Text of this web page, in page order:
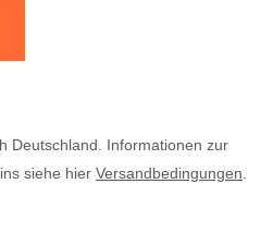
Deutschland. Informationen zur
siehe hier Versandbedingungen